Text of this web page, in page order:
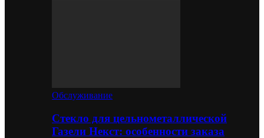
Обслуживание
Стекло для цельнометаллической
Газели Некст: особенности заказа